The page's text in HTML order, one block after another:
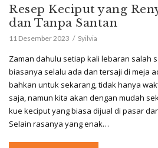
Resep Keciput yang
dan Tanpa Santan
11 Desember 2023 Syilvia
Zaman dahulu setiap kali lebaran salah
biasanya selalu ada dan tersaji di meja
bahkan untuk sekarang, tidak hanya
saja, namun kita akan dengan mudah
kue keciput yang biasa dijual di pasar
Selain rasanya yang enak…